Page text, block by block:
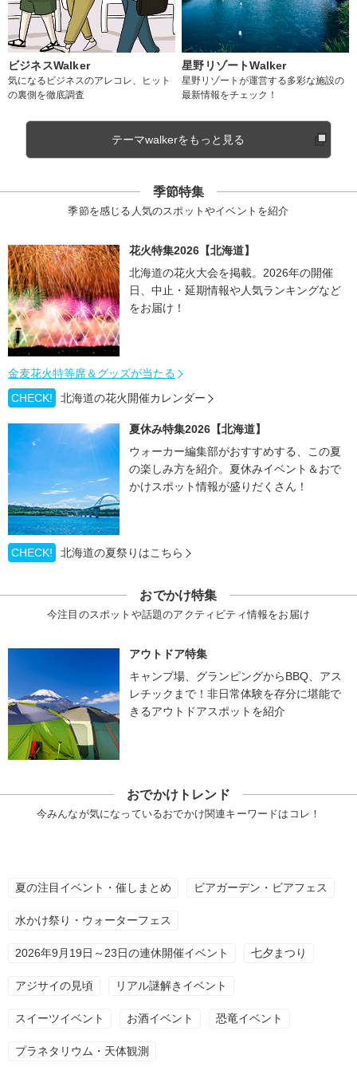
ビジネスWalker
気になるビジネスのアレコレ、ヒット
の裏側を徹底調査
星野リゾートWalker
星野リゾートが運営する多彩な施設の
最新情報をチェック！
テーマwalkerをもっと見る
季節特集
季節を感じる人気のスポットやイベントを紹介
花火特集2026【北海道】
北海道の花火大会を掲載。2026年の開催
日、中止・延期情報や人気ランキングなど
をお届け！
金麦花火特等席＆グッズが当たる
CHECK!
北海道の花火開催カレンダー
夏休み特集2026【北海道】
ウォーカー編集部がおすすめする、この夏
の楽しみ方を紹介。夏休みイベント＆おで
かけスポット情報が盛りだくさん！
CHECK! 北海道の夏祭りはこちら
おでかけ特集
今注目のスポットや話題のアクティビティ情報をお届け
アウトドア特集
キャンプ場、グランピングからBBQ、アス
レチックまで！非日常体験を存分に堪能で
きるアウトドアスポットを紹介
おでかけトレンド
今みんなが気になっているおでかけ関連キーワードはコレ！
夏の注目イベント・催しまとめ ビアガーデン・ビアフェス
水かけ祭り・ウォーターフェス
2026年9月19日～23日の連休開催イベント 七夕まつり
アジサイの見頃 リアル謎解きイベント
スイーツイベント お酒イベント 恐竜イベント
プラネタリウム・天体観測